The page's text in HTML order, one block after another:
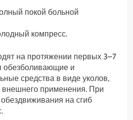
покой больной
компресс.
на протяжении первых 3–7
обезболивающие и
средства в виде уколов,
внешнего применения. При
на сгиб